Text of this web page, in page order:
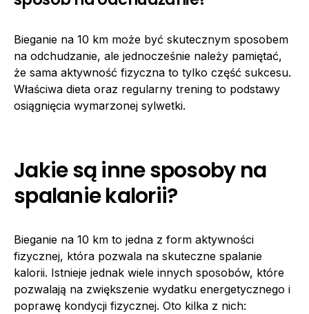
Bieganie na 10 km może być skutecznym sposobem
na odchudzanie, ale jednocześnie należy pamiętać,
że sama aktywność fizyczna to tylko część sukcesu.
Właściwa dieta oraz regularny trening to podstawy
osiągnięcia wymarzonej sylwetki.
Jakie są inne sposoby na
spalanie kalorii?
Bieganie na 10 km to jedna z form aktywności
fizycznej, która pozwala na skuteczne spalanie
kalorii. Istnieje jednak wiele innych sposobów, które
pozwalają na zwiększenie wydatku energetycznego i
poprawę kondycji fizycznej. Oto kilka z nich: